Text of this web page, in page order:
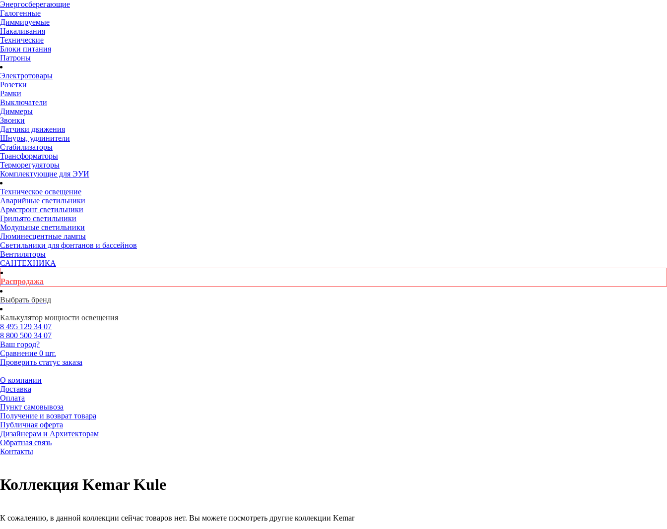
Энергосберегающие
Галогенные
Диммируемые
Накаливания
Технические
Блоки питания
Патроны
Электротовары
Розетки
Рамки
Выключатели
Диммеры
Звонки
Датчики движения
Шнуры, удлинители
Стабилизаторы
Трансформаторы
Терморегуляторы
Комплектующие для ЭУИ
Техническое освещение
Аварийные светильники
Армстронг светильники
Грильято светильники
Модульные светильники
Люминесцентные лампы
Светильники для фонтанов и бассейнов
Вентиляторы
САНТЕХНИКА
Распродажа
Выбрать бренд
Калькулятор мощности освещения
8 495 129 34 07
8 800 500 34 07
Ваш город?
Сравнение 0 шт.
Проверить статус заказа
О компании
Доставка
Оплата
Пункт самовывоза
Получение и возврат товара
Публичная оферта
Дизайнерам и Архитекторам
Обратная связь
Контакты
Коллекция Kemar Kule
К сожалению, в данной коллекции сейчас товаров нет. Вы можете посмотреть другие коллекции Kemar